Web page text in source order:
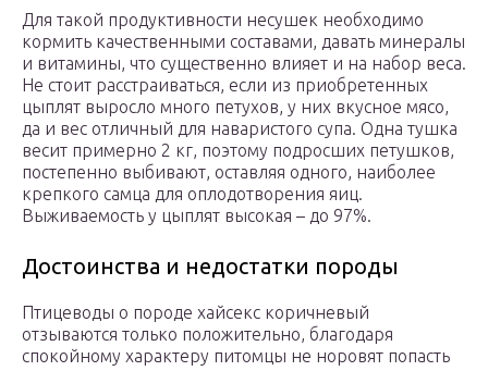
Для такой продуктивности несушек необходимо
кормить качественными составами, давать минералы
и витамины, что существенно влияет и на набор веса.
Не стоит расстраиваться, если из приобретенных
цыплят выросло много петухов, у них вкусное мясо,
да и вес отличный для наваристого супа. Одна тушка
весит примерно 2 кг, поэтому подросших петушков,
постепенно выбивают, оставляя одного, наиболее
крепкого самца для оплодотворения яиц.
Выживаемость у цыплят высокая – до 97%.
Достоинства и недостатки породы
Птицеводы о породе хайсекс коричневый
отзываются только положительно, благодаря
спокойному характеру питомцы не норовят попасть